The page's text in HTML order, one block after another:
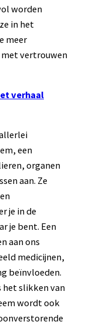
worden
in het
meer
vertrouwen
verhaal
een
organen
aan. Ze
je in de
je bent. Een
aan ons
medicijnen,
beïnvloeden.
het slikken van
wordt ook